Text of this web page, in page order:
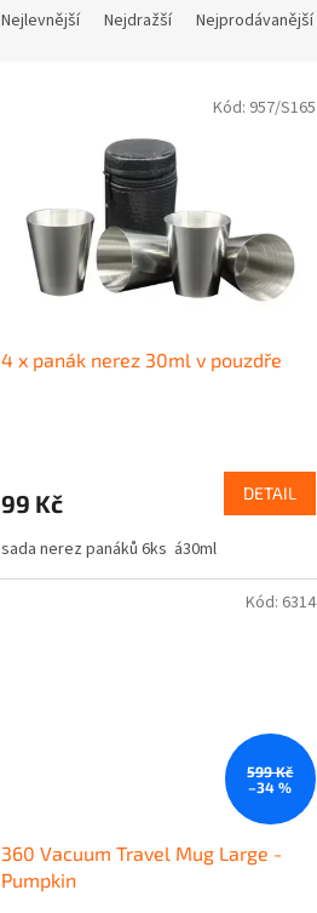
Nejlevnější Nejdražší Nejprodávanější
4 x panák nerez 30ml v pouzdře
99 Kč DETAIL
sada nerez panáků 6ks á30ml
Kód: 957/S165
599 Kč
–34 %
360 Vacuum Travel Mug Large -
Pumpkin
Kód: 6314